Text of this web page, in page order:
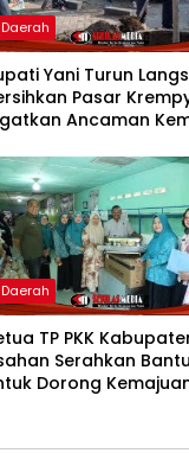
Daerah
Yani Turun
Pasar
Ancaman
Daerah
TP PKK
Serahkan
Dorong